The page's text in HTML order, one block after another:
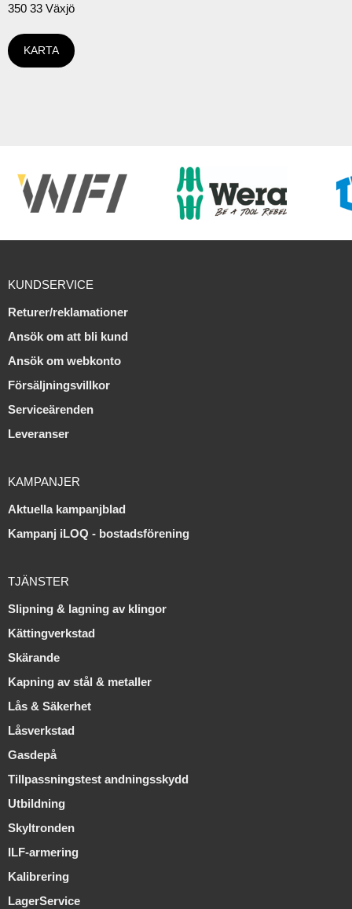
350 33 Växjö
KARTA
KUNDSERVICE
Returer/reklamationer
Ansök om att bli kund
Ansök om webkonto
Försäljningsvillkor
Serviceärenden
Leveranser
KAMPANJER
Aktuella kampanjblad
Kampanj iLOQ - bostadsförening
TJÄNSTER
Slipning & lagning av klingor
Kättingverkstad
Skärande
Kapning av stål & metaller
Lås & Säkerhet
Låsverkstad
Gasdepå
Tillpassningstest andningsskydd
Utbildning
Skyltronden
ILF-armering
Kalibrering
LagerService